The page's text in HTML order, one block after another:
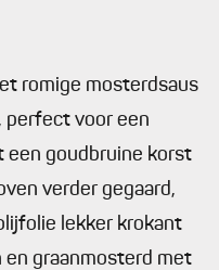
romige mosterdsaus
perfect voor een
een goudbruine korst
verder gegaard,
lekker krokant
en graanmosterd met